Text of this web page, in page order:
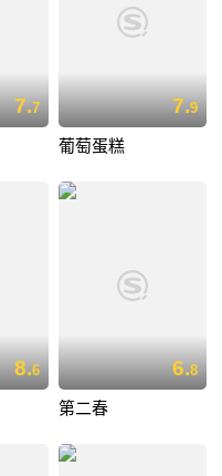
7.7 7.9
葡萄蛋糕
8.6 6.8
第二春